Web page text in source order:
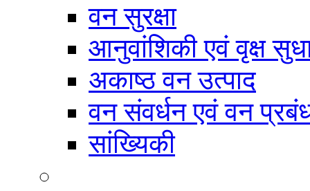
वन सुरक्षा
आनुवांशिकी एवं वृक्ष
अकाष्ठ वन उत्पाद
वन संवर्धन एवं वन
सांख्यिकी